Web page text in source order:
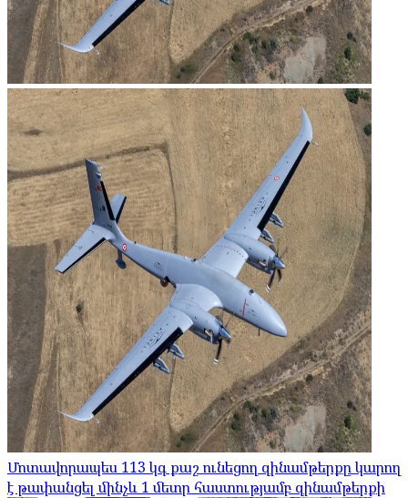
Մոտավորապես 113 կգ քաշ ունեցող զինամթերքը կարող
է թափանցել մինչև 1 մետր հաստությամբ զինամթերքի